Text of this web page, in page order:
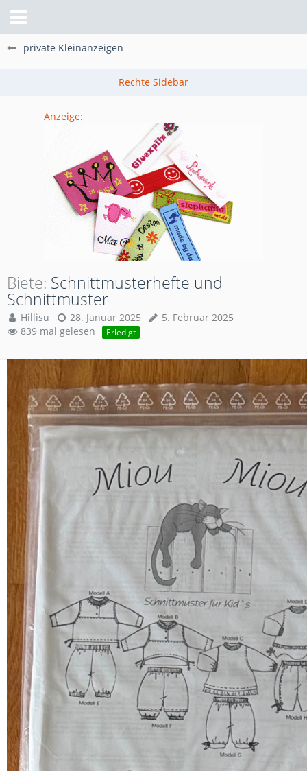
private Kleinanzeigen
Anzeige:
Biete Schnittmusterhefte und
Schnittmuster
Hillisu 28. Januar 2025
5. Februar 2025
839 mal gelesen
Erledigt